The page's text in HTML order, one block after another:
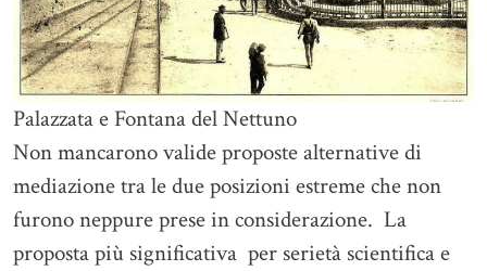
Palazzata e Fontana del Nettuno
Non mancarono valide proposte alternative di
mediazione tra le due posizioni estreme che non
furono neppure prese in considerazione. La
proposta più significativa per serietà scientifica e